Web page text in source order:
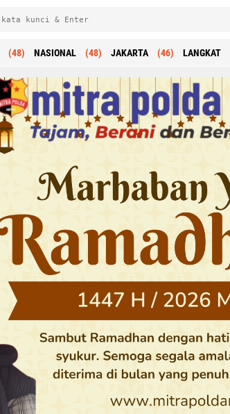
(48) NASIONAL (48) JAKARTA (46) LANGKAT